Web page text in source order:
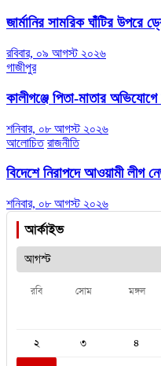
জার্মানির সামরিক ঘাঁটির উপরে
রবিবার, ০৯ আগস্ট ২০২৬
গাজীপুর
কালীগঞ্জে পিতা-মাতার
শনিবার, ০৮ আগস্ট ২০২৬
আলোচিত রাজনীতি
বিদেশে নিরাপদে আওয়ামী লীগ
শনিবার, ০৮ আগস্ট ২০২৬
আর্কাইভ
রবি সোম মঙ্গল
২
৩ ৪